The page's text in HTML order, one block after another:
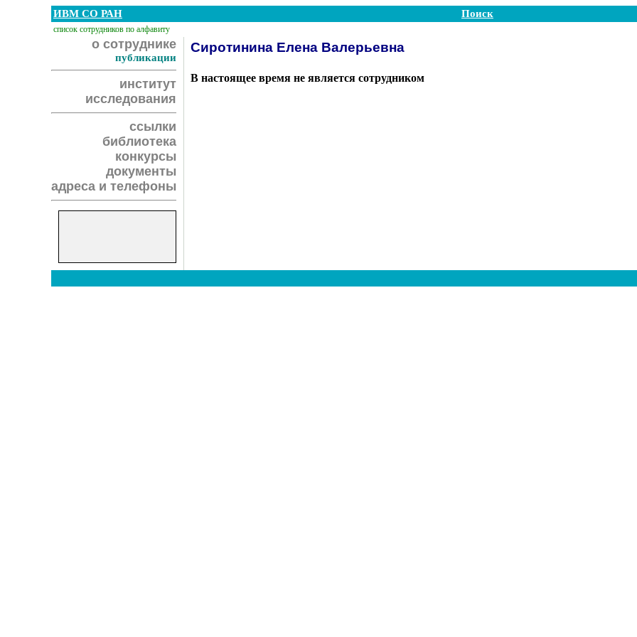
ИВМ СО РАН Поиск
список сотрудников по алфавиту
о сотруднике
публикации
институт
исследования
ссылки
библиотека
конкурсы
документы
адреса и телефоны
Сиротинина Елена Валерьевна
В настоящее время не является сотрудником